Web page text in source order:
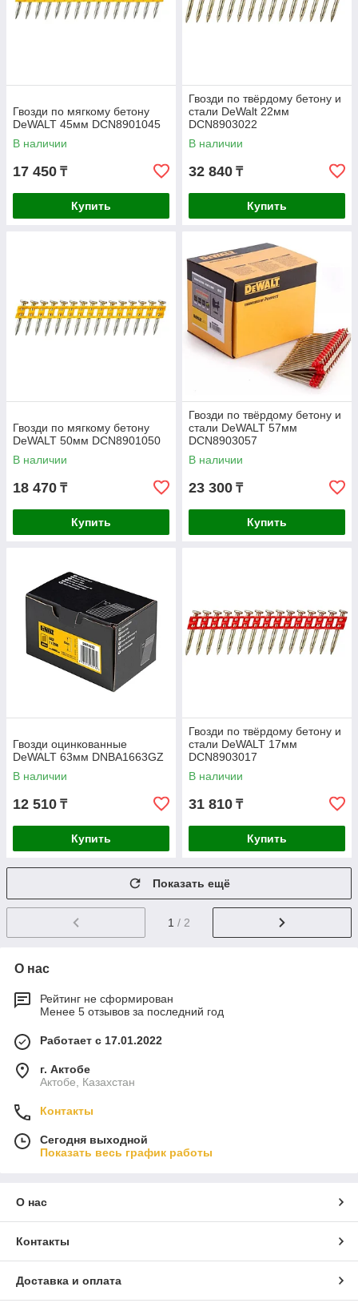
Гвозди по мягкому бетону
DeWALT 45мм DCN8901045
В наличии
17 450 ₸
Купить
Гвозди по твёрдому бетону и
стали DeWalt 22мм
DCN8903022
В наличии
32 840 ₸
Купить
Гвозди по мягкому бетону
DeWALT 50мм DCN8901050
В наличии
18 470 ₸
Купить
Гвозди по твёрдому бетону и
стали DeWALT 57мм
DCN8903057
В наличии
23 300 ₸
Купить
Гвозди оцинкованные
DeWALT 63мм DNBA1663GZ
В наличии
12 510 ₸
Купить
Гвозди по твёрдому бетону и
стали DeWALT 17мм
DCN8903017
В наличии
31 810 ₸
Купить
Показать ещё
1 / 2
О нас
Рейтинг не сформирован
Менее 5 отзывов за последний год
Работает с 17.01.2022
г. Актобе
Актобе, Казахстан
Контакты
Сегодня выходной
Показать весь график работы
О нас
Контакты
Доставка и оплата